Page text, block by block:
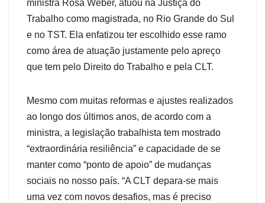
ministra Rosa Weber, atuou na Justiça do
Trabalho como magistrada, no Rio Grande do Sul
e no TST. Ela enfatizou ter escolhido esse ramo
como área de atuação justamente pelo apreço
que tem pelo Direito do Trabalho e pela CLT.
Mesmo com muitas reformas e ajustes realizados
ao longo dos últimos anos, de acordo com a
ministra, a legislação trabalhista tem mostrado
“extraordinária resiliência” e capacidade de se
manter como “ponto de apoio” de mudanças
sociais no nosso país. “A CLT depara-se mais
uma vez com novos desafios, mas é preciso